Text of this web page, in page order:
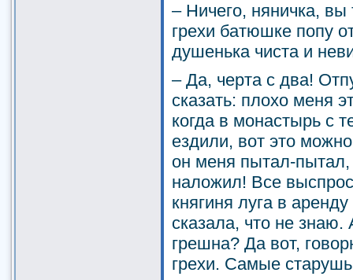
– Ничего, няничка,
грехи батюшке попу
душенька чиста и
– Да, черта с два!
сказать: плохо меня
когда в монастырь с
ездили, вот это
он меня пытал-пытал,
наложил! Все
княгиня луга в
сказала, что не
грешна? Да вот,
грехи. Самые